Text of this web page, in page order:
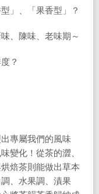
」、「果香型」？
、陳味、老味期～
？
專屬我們的風味
變化！從茶的澀、
焙茶則能做出草本
、水果調、漬果